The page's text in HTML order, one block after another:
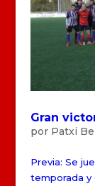
Gran
por Patxi
Previa: Se
temporada y